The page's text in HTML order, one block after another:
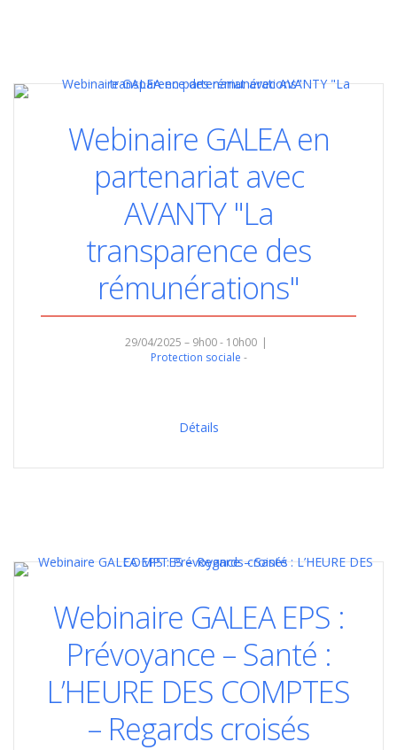
Webinaire GALEA en
partenariat avec
AVANTY "La
transparence des
rémunérations"
29/04/2025 – 9h00 - 10h00
Protection sociale
Détails
Webinaire GALEA EPS :
Prévoyance – Santé :
L’HEURE DES COMPTES
– Regards croisés